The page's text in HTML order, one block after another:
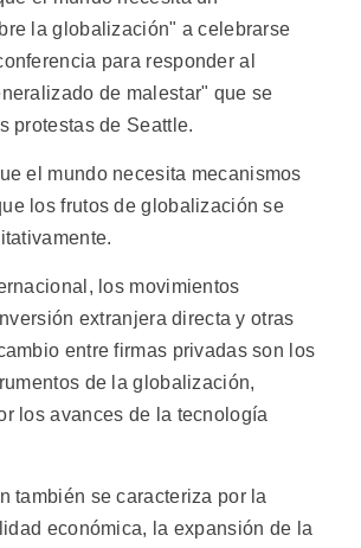
la globalización" a celebrarse
para responder al
de malestar" que se
protestas de Seattle.
el mundo necesita mecanismos
los frutos de globalización se
los movimientos
extranjera directa y otras
entre firmas privadas son los
de la globalización,
los avances de la tecnología
también se caracteriza por la
económica, la expansión de la